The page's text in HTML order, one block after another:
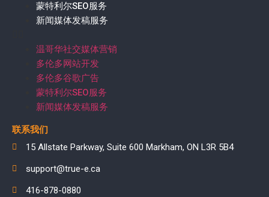
蒙特利尔SEO服务
新闻媒体发稿服务
温哥华社交媒体营销
多伦多网站开发
多伦多谷歌广告
蒙特利尔SEO服务
新闻媒体发稿服务
联系我们
15 Allstate Parkway, Suite 600 Markham, ON L3R 5B4
support@true-e.ca
416-878-0880